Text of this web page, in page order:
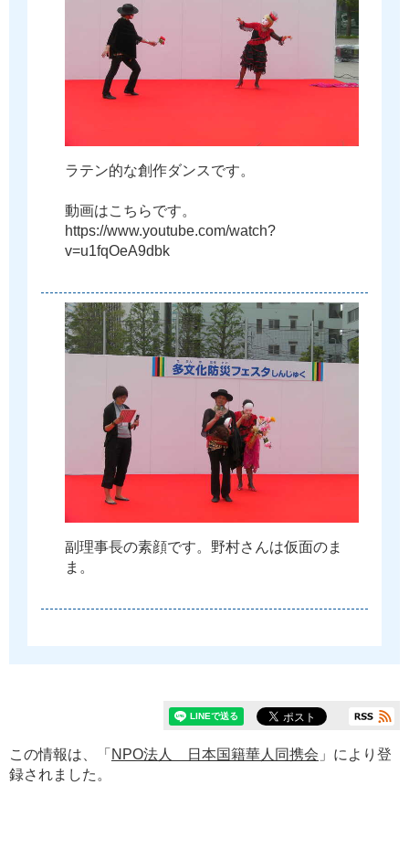
ラテン的な創作ダンスです。
動画はこ ち らです。
https://www.youtube.com/watch?
v=u1fqOeA9d bk
副 理事長の素顔です。 野村さ んは仮面のま
ま 。
この情報は、「 NPO法人 日本国籍華人同携会 」により登
録されました。